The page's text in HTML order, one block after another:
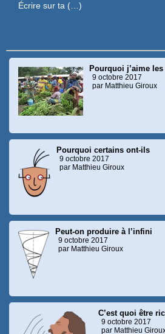
Écrire sur ta (…)
Pourquoi j’aime
9 octobre 2017
par Matthieu Giroux
Pourquoi certains ont-ils
9 octobre 2017
par Matthieu Giroux
Peut-on produire à l’infini
9 octobre 2017
par Matthieu Giroux
C’est quoi être
9 octobre 2017
par Matthieu